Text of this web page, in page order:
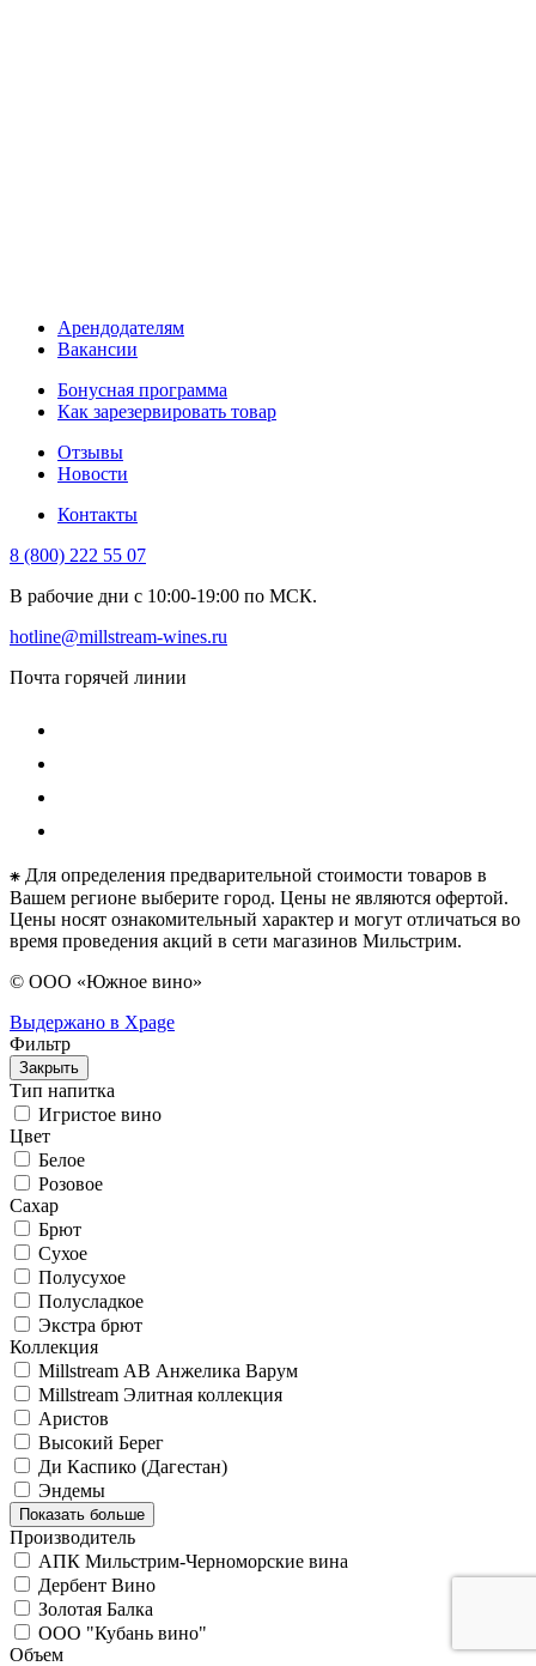
Арендодателям
Вакансии
Бонусная программа
Как зарезервировать товар
Отзывы
Новости
Контакты
8 (800) 222 55 07
В рабочие дни с 10:00-19:00 по МСК.
hotline@millstream-wines.ru
Почта горячей линии
⁕ Для определения предварительной стоимости товаров в
Вашем регионе выберите город. Цены не являются офертой.
Цены носят ознакомительный характер и могут отличаться во
время проведения акций в сети магазинов Мильстрим.
© ООО «Южное вино»
Выдержано в Xpage
Фильтр
Закрыть
Тип напитка
Игристое вино
Цвет
Белое
Розовое
Сахар
Брют
Сухое
Полусухое
Полусладкое
Экстра брют
Коллекция
Millstream АВ Анжелика Варум
Millstream Элитная коллекция
Аристов
Высокий Берег
Ди Каспико (Дагестан)
Эндемы
Показать больше
Производитель
АПК Мильстрим-Черноморские вина
Дербент Вино
Золотая Балка
ООО "Кубань вино"
Объем